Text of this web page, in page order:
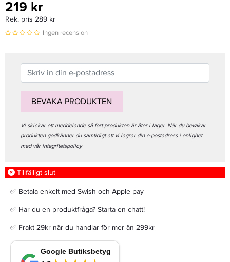
219 kr
Rek. pris 289 kr
Ingen recension
BEVAKA PRODUKTEN
Vi skickar ett meddelande så fort produkten är åter i lager. När du bevakar
produkten godkänner du samtidigt att vi lagrar din e-postadress i enlighet
med vår integritetspolicy.
Tillfälligt slut
✅ Betala enkelt med Swish och Apple pay
✅ Har du en produktfråga? Starta en chatt!
✅ Frakt 29kr när du handlar för mer än 299kr